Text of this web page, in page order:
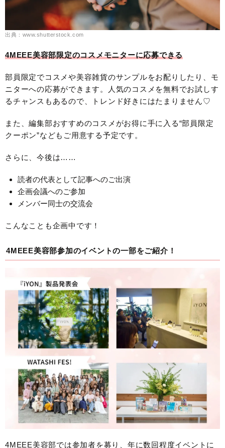
出典：www.shutterstock.com
4MEEE美容部限定のコスメモニターに応募できる
部員限定でコスメや美容雑貨のサンプルをお配りしたり、モ
ニターへの応募ができます。人気のコスメを無料でお試しす
るチャンスもあるので、トレンド好きにはたまりません♡
また、編集部おすすめのコスメがお得に手に入る“部員限定
クーポン”などもご用意する予定です。
さらに、今後は……
読者の代表として記事へのご出演
企画会議へのご参加
メンバー同士の交流会
こんなことも企画中です！
4MEEE美容部参加のイベントの一部をご紹介！
4MEEE美容部では参加者を募り、年に数回程度イベントに